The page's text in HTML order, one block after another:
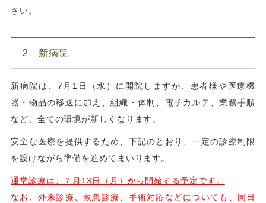
さい。
2 新病院
新病院は、7月1日（水）に開院しますが、患者様や医療機
器・物品の移送に加え、組織・体制、電子カルテ、業務手順
など、全ての環境が新しくなります。
安全な医療を提供するため、下記のとおり、一定の診療制限
を設けながら準備を進めてまいります。
通常診療は、７月13日（月）から開始する予定です。
なお、外来診療、救急診療、手術対応などについても、同日